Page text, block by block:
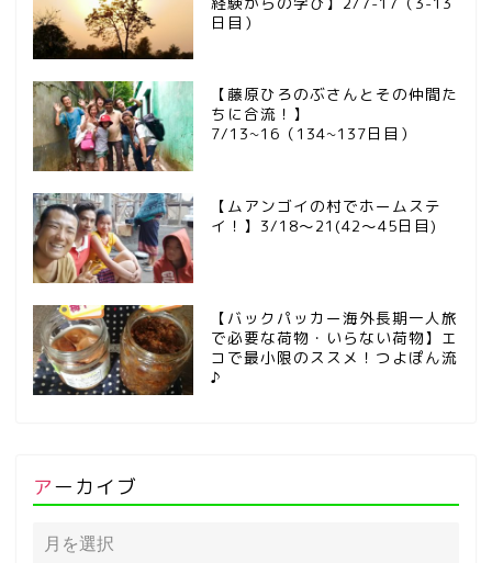
日目）
【藤原ひろのぶさんとその仲間た
ちに合流！】
7/13~16（134~137日目）
【ムアンゴイの村でホームステ
イ！】3/18～21(42～45日目)
【バックパッカー海外長期一人旅
で必要な荷物・いらない荷物】エ
コで最小限のススメ！つよぽん流
♪
アーカイブ